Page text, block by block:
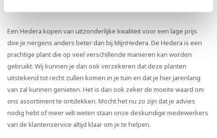
Een Hedera kopen van uitzonderlijke kwaliteit voor een lage prijs
doe je nergens anders beter dan bij MijnHedera. De Hedera is een
prachtige plant die op veel verschillende manieren kan worden
gebruikt. Wij kunnen je dan ook verzekeren dat deze planten
uitstekend tot recht zullen komen in je tuin en dat je hier jarenlang
van zal kunnen genieten. Het is dan ook zeker de moeite waard om
ons assortiment te ontdekken. Mocht het nu zo zijn dat je advies
nodig hebt of meer wilt weten staan onze deskundige medewerkers
van de klantenservice altijd klaar om je te helpen.